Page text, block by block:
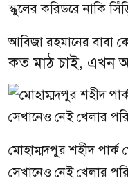
স্কুলের করিডরে নাকি
আবিজা রহমানের বাবা
কত মাঠ চাই, এখন
মোহাম্মদপুর শহীদ পার্ক
সেখানেও নেই খেলার